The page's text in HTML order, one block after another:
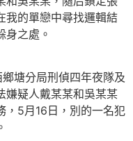
我的單戀中尋找邏輯結
身之處。
塘分局刑偵四年夜隊及
嫌疑人戴某某和吳某某
，5月16日，別的一名犯